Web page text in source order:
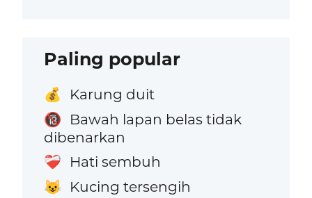
Paling popular
💰 Karung duit
🔞
Bawah lapan belas tidak
dibenarkan
❤️‍🩹 Hati sembuh
😺 Kucing tersengih